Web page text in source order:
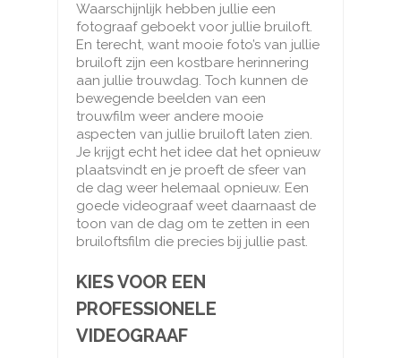
Waarschijnlijk hebben jullie een
fotograaf geboekt voor jullie bruiloft.
En terecht, want mooie foto’s van jullie
bruiloft zijn een kostbare herinnering
aan jullie trouwdag. Toch kunnen de
bewegende beelden van een
trouwfilm weer andere mooie
aspecten van jullie bruiloft laten zien.
Je krijgt echt het idee dat het opnieuw
plaatsvindt en je proeft de sfeer van
de dag weer helemaal opnieuw. Een
goede videograaf weet daarnaast de
toon van de dag om te zetten in een
bruiloftsfilm die precies bij jullie past.
KIES VOOR EEN
PROFESSIONELE
VIDEOGRAAF